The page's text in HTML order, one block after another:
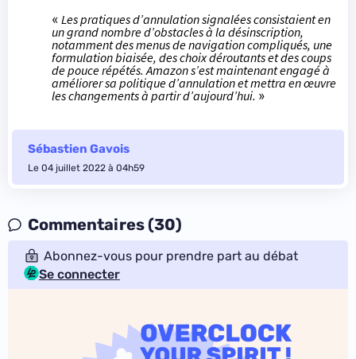
« Les pratiques d’annulation signalées consistaient en
un grand nombre d’obstacles à la désinscription,
notamment des menus de navigation compliqués, une
formulation biaisée, des choix déroutants et des coups
de pouce répétés. Amazon s’est maintenant engagé à
améliorer sa politique d’annulation et mettra en œuvre
les changements à partir d’aujourd’hui. »
Sébastien Gavois
Le 04 juillet 2022 à 04h59
Commentaires (30)
Abonnez-vous pour prendre part au débat
Se connecter